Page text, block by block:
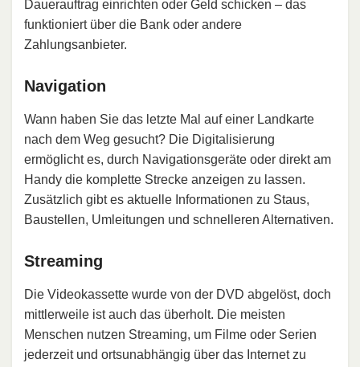
Dauerauftrag einrichten oder Geld schicken – das
funktioniert über die Bank oder andere
Zahlungsanbieter.
Navigation
Wann haben Sie das letzte Mal auf einer Landkarte
nach dem Weg gesucht? Die Digitalisierung
ermöglicht es, durch Navigationsgeräte oder direkt am
Handy die komplette Strecke anzeigen zu lassen.
Zusätzlich gibt es aktuelle Informationen zu Staus,
Baustellen, Umleitungen und schnelleren Alternativen.
Streaming
Die Videokassette wurde von der DVD abgelöst, doch
mittlerweile ist auch das überholt. Die meisten
Menschen nutzen Streaming, um Filme oder Serien
jederzeit und ortsunabhängig über das Internet zu